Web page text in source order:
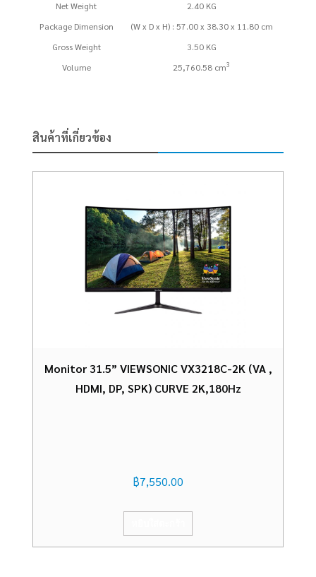
Net Weight
2.40 KG
Package Dimension
(W x D x H) : 57.00 x 38.30 x 11.80 cm
Gross Weight
3.50 KG
Volume
25,760.58 cm3
สินค้าที่เกี่ยวข้อง
Monitor 31.5” VIEWSONIC VX3218C-2K (VA ,
HDMI, DP, SPK) CURVE 2K,180Hz
฿7,550.00